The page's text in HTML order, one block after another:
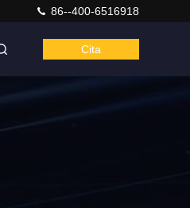
86--400-6516918
Cita